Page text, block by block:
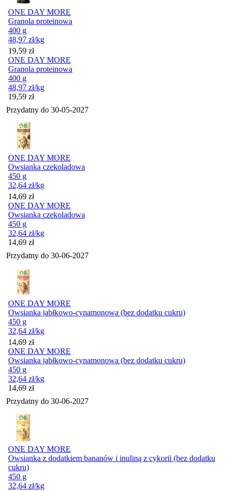
ONE DAY MORE
Granola proteinowa
400 g
48,97 zł/kg
Cena
19,59 zł
ONE DAY MORE
Granola proteinowa
400 g
48,97 zł/kg
Cena
19,59 zł
Przydatny do 30-05-2027
ONE DAY MORE
Owsianka czekoladowa
450 g
32,64 zł/kg
Cena
14,69 zł
ONE DAY MORE
Owsianka czekoladowa
450 g
32,64 zł/kg
Cena
14,69 zł
Przydatny do 30-06-2027
ONE DAY MORE
Owsianka jabłkowo-cynamonowa (bez dodatku cukru)
450 g
32,64 zł/kg
Cena
14,69 zł
ONE DAY MORE
Owsianka jabłkowo-cynamonowa (bez dodatku cukru)
450 g
32,64 zł/kg
Cena
14,69 zł
Przydatny do 30-06-2027
ONE DAY MORE
Owsianka z dodatkiem bananów i inuliną z cykorii (bez dodatku
cukru)
450 g
32,64 zł/kg